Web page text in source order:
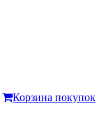
Корзина покупок